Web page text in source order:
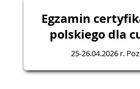
Egzamin
polskiego dla
25-26.04.2026 r.